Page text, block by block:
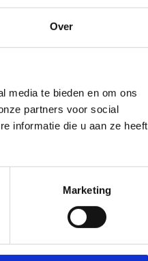
Over
media te bieden en om ons
partners voor social
informatie die u aan ze heeft
Marketing